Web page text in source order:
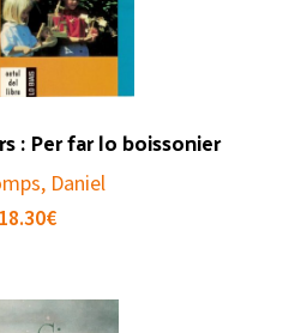
: Per far lo boissonier
Daniel
18.30€